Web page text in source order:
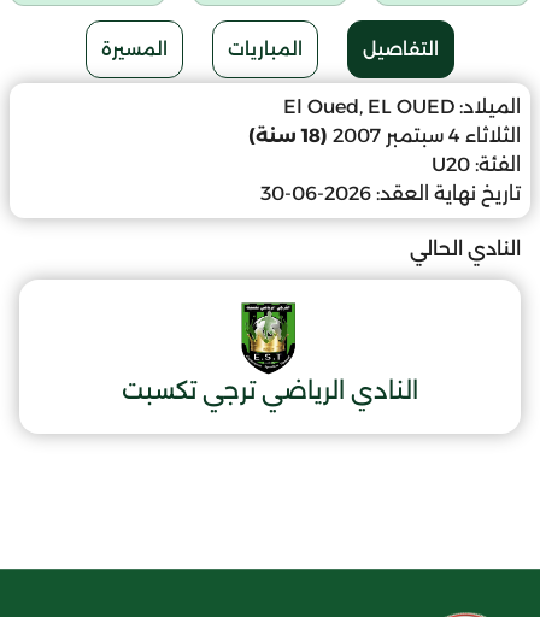
التفاصيل المباريات المسيرة
الميلاد: El Oued, EL OUED
الثلاثاء 4 سبتمبر 2007
(18 سنة)
الفئة: U20
تاريخ نهاية العقد: 2026-06-30
النادي الحالي
النادي الرياضي ترجي تكسبت